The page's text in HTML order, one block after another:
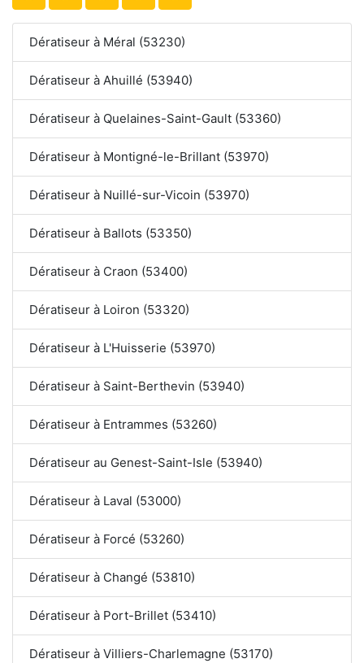
Dératiseur à Méral (53230)
Dératiseur à Ahuillé (53940)
Dératiseur à Quelaines-Saint-Gault (53360)
Dératiseur à Montigné-le-Brillant (53970)
Dératiseur à Nuillé-sur-Vicoin (53970)
Dératiseur à Ballots (53350)
Dératiseur à Craon (53400)
Dératiseur à Loiron (53320)
Dératiseur à L'Huisserie (53970)
Dératiseur à Saint-Berthevin (53940)
Dératiseur à Entrammes (53260)
Dératiseur au Genest-Saint-Isle (53940)
Dératiseur à Laval (53000)
Dératiseur à Forcé (53260)
Dératiseur à Changé (53810)
Dératiseur à Port-Brillet (53410)
Dératiseur à Villiers-Charlemagne (53170)